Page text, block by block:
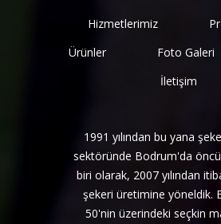
Hizmetlerimiz
Ürünler
Foto Galeri
İletişim
1991 yılından bu yana
sektöründe Bodrum'da
biri olarak, 2007 yılından
şekeri üretimine yöneldik.
50'nin üzerindeki seçkin